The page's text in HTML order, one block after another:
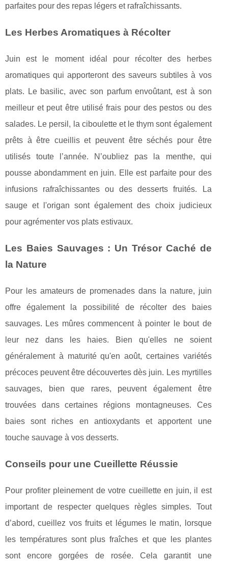
parfaites pour des repas légers et rafraîchissants.
Les Herbes Aromatiques à Récolter
Juin est le moment idéal pour récolter des herbes
aromatiques qui apporteront des saveurs subtiles à vos
plats. Le basilic, avec son parfum envoûtant, est à son
meilleur et peut être utilisé frais pour des pestos ou des
salades. Le persil, la ciboulette et le thym sont également
prêts à être cueillis et peuvent être séchés pour être
utilisés toute l’année. N’oubliez pas la menthe, qui
pousse abondamment en juin. Elle est parfaite pour des
infusions rafraîchissantes ou des desserts fruités. La
sauge et l'origan sont également des choix judicieux
pour agrémenter vos plats estivaux.
Les Baies Sauvages : Un Trésor Caché de
la Nature
Pour les amateurs de promenades dans la nature, juin
offre également la possibilité de récolter des baies
sauvages. Les mûres commencent à pointer le bout de
leur nez dans les haies. Bien qu'elles ne soient
généralement à maturité qu'en août, certaines variétés
précoces peuvent être découvertes dès juin. Les myrtilles
sauvages, bien que rares, peuvent également être
trouvées dans certaines régions montagneuses. Ces
baies sont riches en antioxydants et apportent une
touche sauvage à vos desserts.
Conseils pour une Cueillette Réussie
Pour profiter pleinement de votre cueillette en juin, il est
important de respecter quelques règles simples. Tout
d’abord, cueillez vos fruits et légumes le matin, lorsque
les températures sont plus fraîches et que les plantes
sont encore gorgées de rosée. Cela garantit une